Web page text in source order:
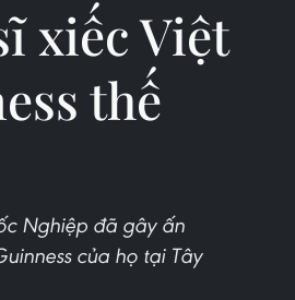
xiếc Việt
thế
Nghiệp đã gây ấn
của họ tại Tây